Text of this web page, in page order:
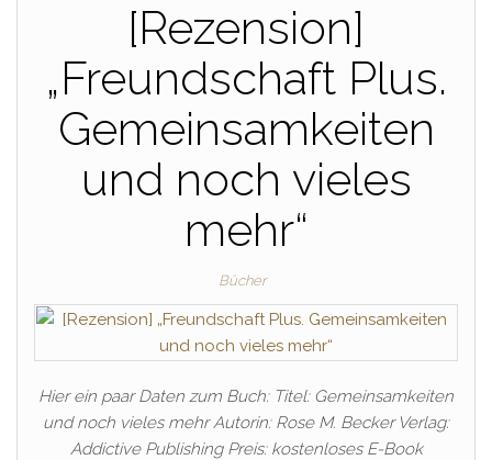
[Rezension]
„Freundschaft Plus.
Gemeinsamkeiten
und noch vieles
mehr“
Bücher
Hier ein paar Daten zum Buch: Titel: Gemeinsamkeiten
und noch vieles mehr Autorin: Rose M. Becker Verlag:
Addictive Publishing Preis: kostenloses E-Book